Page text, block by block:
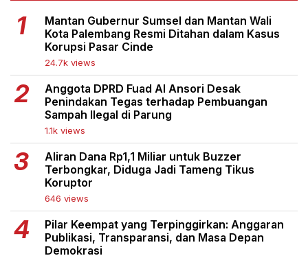
Mantan Gubernur Sumsel dan Mantan Wali
Kota Palembang Resmi Ditahan dalam Kasus
Korupsi Pasar Cinde
24.7k views
Anggota DPRD Fuad Al Ansori Desak
Penindakan Tegas terhadap Pembuangan
Sampah Ilegal di Parung
1.1k views
Aliran Dana Rp1,1 Miliar untuk Buzzer
Terbongkar, Diduga Jadi Tameng Tikus
Koruptor
646 views
Pilar Keempat yang Terpinggirkan: Anggaran
Publikasi, Transparansi, dan Masa Depan
Demokrasi